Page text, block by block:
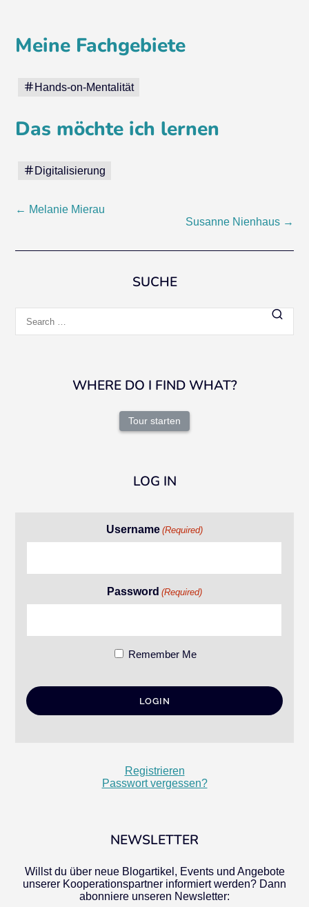
Meine Fachgebiete
Hands-on-Mentalität
Das möchte ich lernen
Digitalisierung
Post
← Melanie Mierau
Susanne Nienhaus →
SUCHE
for:
WHERE DO I FIND WHAT?
Tour starten
LOG IN
Username (Required)
Password (Required)
Remember Me
Registrieren
Passwort vergessen?
NEWSLETTER
Willst du über neue Blogartikel, Events und Angebote
unserer Kooperationspartner informiert werden? Dann
abonniere unseren Newsletter: